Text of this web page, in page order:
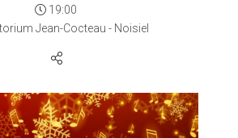
19:00
Jean-Cocteau - Noisiel